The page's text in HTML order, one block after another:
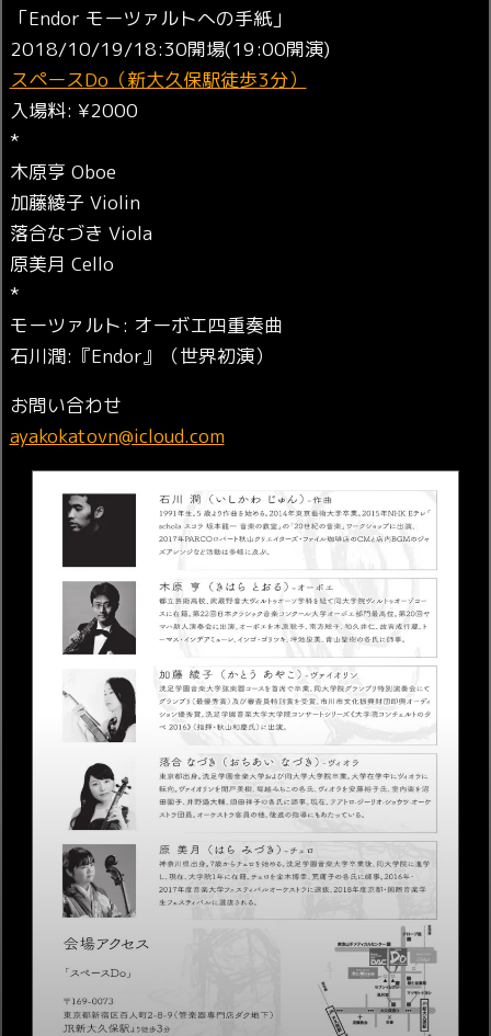
「Endor モーツァルトへの手紙」
2018/10/19/18:30開場(19:00開演)
スペースDo（新大久保駅徒歩3分）
入場料: ¥2000
*
木原亨 Oboe
加藤綾子 Violin
落合なづき Viola
原美月 Cello
*
モーツァルト: オーボエ四重奏曲
石川潤:『Endor』（世界初演）
お問い合わせ
ayakokatovn@icloud.com